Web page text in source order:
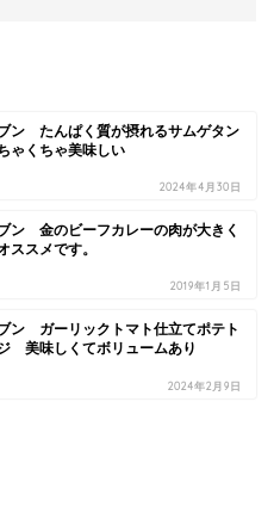
ン たんぱく質が摂れるサムゲタン
ゃくちゃ美味しい
2024年4月30日
ン 金のビーフカレーの肉が大きく
ススメです。
2019年1月5日
ン ガーリックトマト仕立てポテト
美味しくてボリュームあり
2024年2月9日